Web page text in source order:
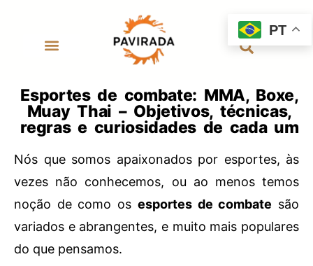
Esportes de combate: MMA, Boxe,
Muay Thai – Objetivos, técnicas,
regras e curiosidades de cada um
Nós que somos apaixonados por esportes, às
vezes não conhecemos, ou ao menos temos
noção de como os esportes de combate são
variados e abrangentes, e muito mais populares
do que pensamos.
PT